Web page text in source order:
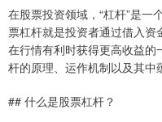
在股票投资领域，“杠杆”是一
票杠杆就是投资者通过借入
在行情有利时获得更高收益
杆的原理、运作机制以及其中
## 什么是股票杠杆？